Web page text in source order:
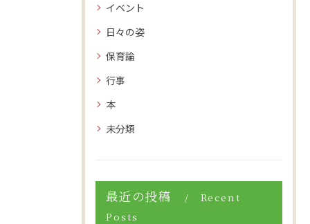
イベント
日々の姿
保育論
行事
本
未分類
最近の投稿
Recent
Posts